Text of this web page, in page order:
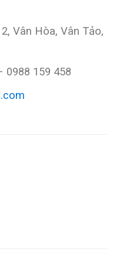
Vân Hòa, Vân Tảo,
0988 159 458